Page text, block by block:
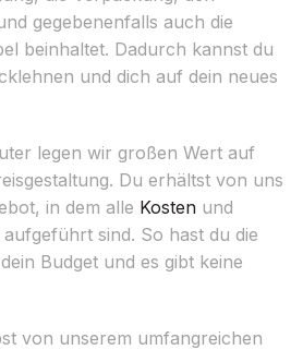
gegebenenfalls auch die
beinhaltet. Dadurch kannst du
und dich auf dein neues
legen wir großen Wert auf
Du erhältst von uns
in dem alle Kosten und
sind. So hast du die
Budget und es gibt keine
von unserem umfangreichen